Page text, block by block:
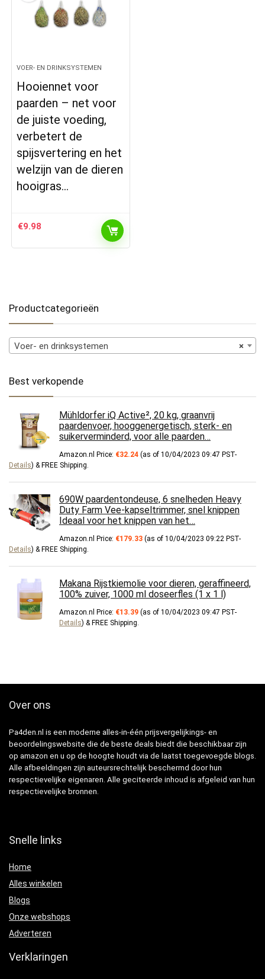
VOER- EN DRINKSYSTEMEN
Hooiennet voor
paarden – net voor
de juiste voeding,
verbetert de
spijsvertering en het
welzijn van de dieren
hooigras…
€9.98
Productcategorieën
×
Voer- en drinksystemen
Best verkopende
Mühldorfer iQ Active², 20 kg, graanvrij
paardenvoer, hooggenergetisch, sterk- en
suikerverminderd, voor alle paarden…
Amazon.nl Price: €32.24 (as of 10/04/2023 09:47 PST-
Details) & FREE Shipping
690W paardentondeuse, 6 snelheden Heavy
Duty Farm Vee-kapseltrimmer, snel knippen
Ideaal voor het knippen van het…
Amazon.nl Price: €179.33 (as of 10/04/2023 09:22 PST-
Details) & FREE Shipping
Makana Rijstkiemolie voor dieren, geraffineerd,
100% zuiver, 1000 ml doseerfles (1 x 1 l)
Amazon.nl Price: €13.39 (as of 10/04/2023 09:47 PST-
Details) & FREE Shipping
Over ons
Pa4den.nl is een moderne alles-in-één prijsvergelijkings- en
beoordelingswebsite die de beste deals biedt die beschikbaar zijn
op amazon en u op de hoogte houdt via de laatst toegevoegde blogs.
Alle afbeeldingen zijn auteursrechtelijk beschermd door hun
respectievelijke eigenaren. Alle geciteerde inhoud is afgeleid van hun
respectievelijke bronnen.
Snelle links
Home
Alles winkelen
Blogs
Onze webshops
Adverteren
Verklaringen